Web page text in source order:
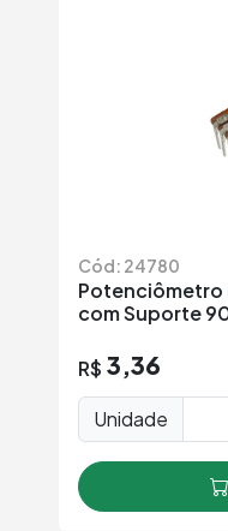
Cód: 24780
Potenciômetro
com Suporte
R$ 3,36
Unidade